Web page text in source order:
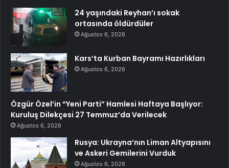
24 yaşındaki Reyhan’ı sokak
ortasında öldürdüler
Ağustos 6, 2026
Kars’ta Kurban Bayramı Hazırlıkları
Ağustos 6, 2026
Özgür Özel’in “Yeni Parti” Hamlesi Haftaya Başlıyor:
Kuruluş Dilekçesi 27 Temmuz’da Verilecek
Ağustos 6, 2026
Rusya: Ukrayna’nın Liman Altyapısını
ve Askeri Gemilerini Vurduk
Ağustos 6, 2026